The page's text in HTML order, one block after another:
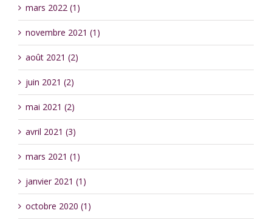
mars 2022 (1)
novembre 2021 (1)
août 2021 (2)
juin 2021 (2)
mai 2021 (2)
avril 2021 (3)
mars 2021 (1)
janvier 2021 (1)
octobre 2020 (1)